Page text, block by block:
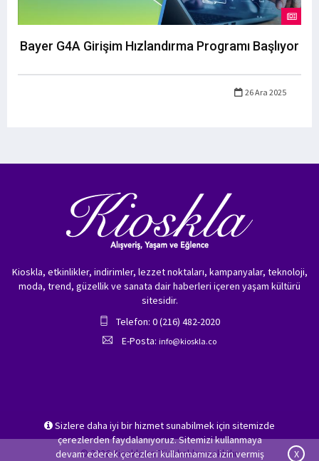
Bayer G4A Girişim Hızlandırma Programı Başlıyor
26 Ara 2025
Sizlere daha iyi bir hizmet sunabilmek için sitemizde
çerezlerden faydalanıyoruz. Sitemizi kullanmaya
devam ederek çerezleri kullanmamıza izin vermiş
X
Kioskla, etkinlikler, indirimler, lezzet noktaları, kampanyalar, teknoloji,
moda, trend, güzellik ve sanata dair haberleri içeren yaşam kültürü
sitesidir.
Telefon: 0 (216) 482-2020
E-Posta: info@kioskla.co
© 2026 Kioskla.co Tüm hakları saklıdır.